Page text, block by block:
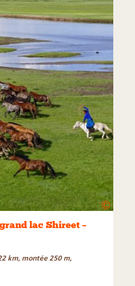
©
lac Shireet –
km, montée 250 m,